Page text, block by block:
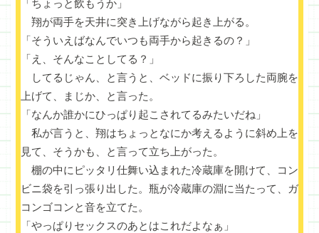
「ちょっと飲もうか」
翔が両手を天井に突き上げながら起き上がる。
「そういえばなんでいつも両手から起きるの？」
「え、そんなことしてる？」
してるじゃん、と言うと、ベッドに振り下ろした両腕を
上げて、まじか、と言った。
「なんか誰かにひっぱり起こされてるみたいだね」
私が言うと、翔はちょっとなにか考えるように斜め上を
見て、そうかも、と言って立ち上がった。
棚の中にピッタリ仕舞い込まれた冷蔵庫を開けて、コン
ビニ袋を引っ張り出した。瓶が冷蔵庫の淵に当たって、ガ
コンゴコンと音を立てた。
「やっぱりセックスのあとはこれだよなぁ」